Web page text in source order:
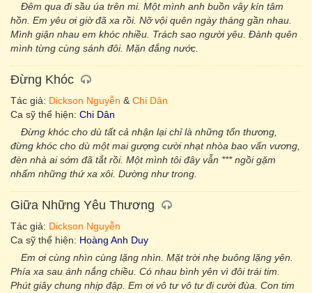
Đêm qua đi sầu úa trên mi. Một mình anh buồn vây kín tâm
hồn. Em yêu ơi giờ đã xa rồi. Nỡ vội quên ngày tháng gần nhau.
Mình giận nhau em khóc nhiều. Trách sao người yêu. Đành quên
mình từng cùng sánh đôi. Mặn đắng nước.
Đừng Khóc
Tác giả: Dickson Nguyễn & Chi Dân
Ca sỹ thể hiện: Chi Dân
Đừng khóc cho dù tất cả nhận lại chỉ là những tổn thương,
đừng khóc cho dù một mai gượng cười nhạt nhòa bao vấn vương,
đèn nhà ai sớm đã tắt rồi. Một mình tôi đây vẫn *** ngồi gặm
nhấm những thứ xa xôi. Dường như trong.
Giữa Những Yêu Thương
Tác giả: Dickson Nguyễn
Ca sỹ thể hiện: Hoàng Anh Duy
Em ơi cùng nhìn cùng lặng nhìn. Mặt trời nhẹ buông lặng yên.
Phía xa sau ánh nắng chiều. Có nhau bình yên vì đôi trái tim.
Phút giây chung nhịp đập. Em ơi vô tư vô tư đi cười đùa. Con tim